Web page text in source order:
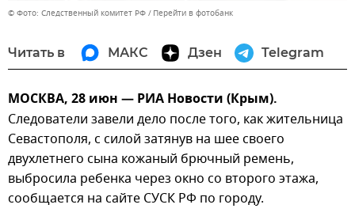
© Фото: Следственный комитет РФ Перейти в фотобанк
Читать в МАКС Дзен Telegram
МОСКВА, 28 июн — РИА Новости (Крым).
Следователи завели дело после того, как жительница
Севастополя, с силой затянув на шее своего
двухлетнего сына кожаный брючный ремень,
выбросила ребенка через окно со второго этажа,
сообщается на сайте СУСК РФ по городу.